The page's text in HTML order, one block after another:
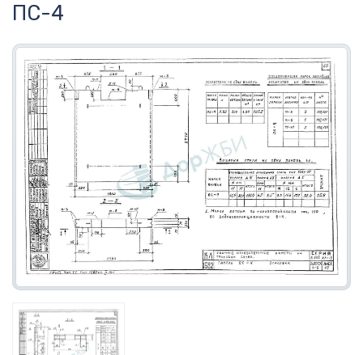
ПС-4